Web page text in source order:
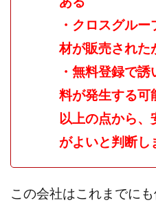
・クロスグル
材が販売された
・無料登録で
料が発生する可
以上の点から
がよいと判断し
この会社はこれまでに
リライアンス(Reliance)
ワークスフランチャイジーオ
ワークホップ(Work Hop)
マネーの湖
マックス岩
フェールNaviシステム
ネットサーフィンをお金に換